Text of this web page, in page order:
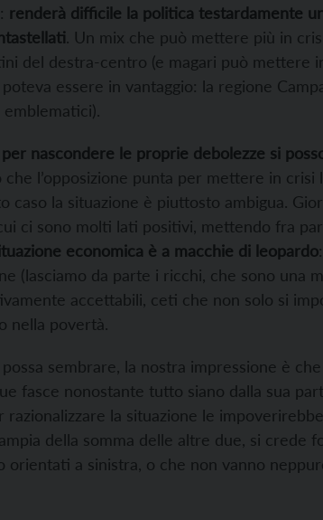
renderà difficile la politica testardamente
. Un mix che può mettere più in
del destra-centro (e magari può mettere
essere in vantaggio: la regione
per nascondere le proprie debolezze si
che l’opposizione punta per mettere in
caso la situazione è piuttosto ambigua.
ci sono molti lati positivi, mettendo fra
economica è a macchie di leopardo
(lasciamo da parte i ricchi, che sono una
accettabili, ceti che non solo si
nella povertà.
sembrare, la nostra impressione è
fasce nonostante tutto siano dalla sua
razionalizzare la situazione le
della somma delle altre due, si crede
orientati a sinistra, o che non vanno